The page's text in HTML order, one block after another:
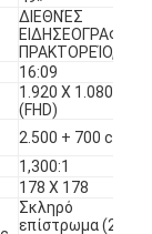
ΔΙΕΘΝΈΣ
ΕΙΔΗΣΕΟΓΡΑΦΙΚΌ
ΠΡΑΚΤΟΡΕΊΟ,
16:09
1.920 X 1.080
(FHD)
2.500 + 700 cd/m2
1,300:1
178 X 178
Σκληρό
επίστρωμα (2H),